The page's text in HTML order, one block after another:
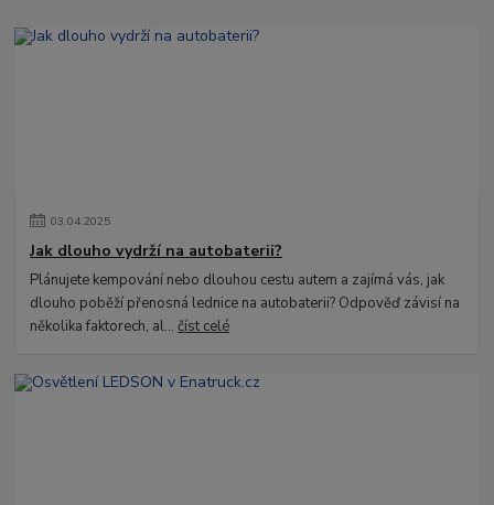
03.04.2025
Jak dlouho vydrží na autobaterii?
Plánujete kempování nebo dlouhou cestu autem a zajímá vás, jak
dlouho poběží přenosná lednice na autobaterii? Odpověď závisí na
několika faktorech, al...číst celé